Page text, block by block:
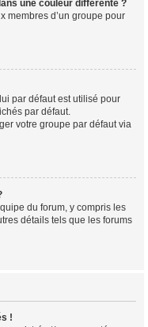
une couleur différente ?
membres d’un groupe pour
par défaut est utilisé pour
par défaut.
votre groupe par défaut via
du forum, y compris les
détails tels que les forums
!